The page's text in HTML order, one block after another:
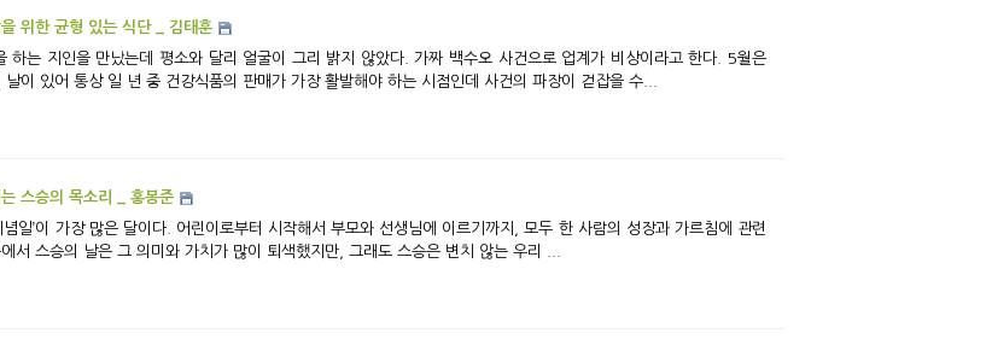
위한 균형 있는 식단 _ 김태훈
하는 지인을 만났는데 평소와 달리 얼굴이 그리 밝지 않았다. 가짜 백수오 사건으로 업계가 비상이라고 한다. 5월은
날이 있어 통상 일 년 중 건강식품의 판매가 가장 활발해야 하는 시점인데 사건의 파장이 걷잡을 수...
스승의 목소리 _ 홍봉준
념일’이 가장 많은 달이다. 어린이로부터 시작해서 부모와 선생님에 이르기까지, 모두 한 사람의 성장과 가르침에 관련
서 스승의 날은 그 의미와 가치가 많이 퇴색했지만, 그래도 스승은 변치 않는 우리 ...